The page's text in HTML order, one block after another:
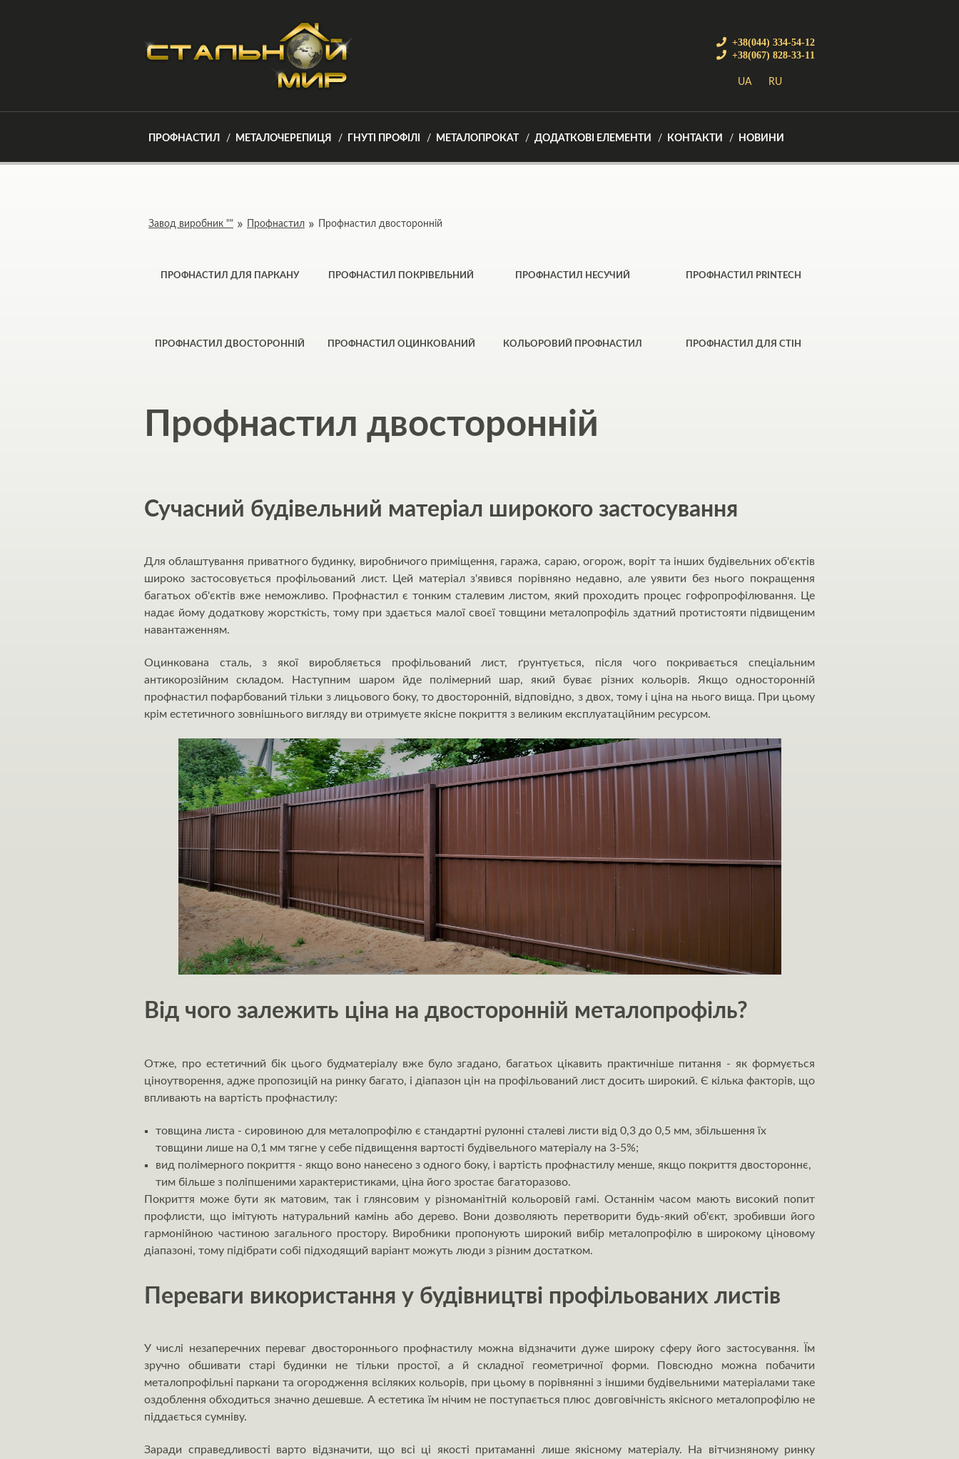
+38(044) 334-54-12
+38(067) 828-33-11
UA RU
ПРОФНАСТИЛ МЕТАЛОЧЕРЕПИЦЯ ГНУТІ ПРОФІЛІ МЕТАЛОПРОКАТ ДОДАТКОВІ ЕЛЕМЕНТИ КОНТАКТИ НОВИНИ
Завод виробник "" Профнастил Профнастил двосторонній
ПРОФНАСТИЛ ДЛЯ ПАРКАНУ ПРОФНАСТИЛ ПОКРІВЕЛЬНИЙ ПРОФНАСТИЛ НЕСУЧИЙ ПРОФНАСТИЛ PRINTECH
ПРОФНАСТИЛ ДВОСТОРОННІЙ ПРОФНАСТИЛ ОЦИНКОВАНИЙ КОЛЬОРОВИЙ ПРОФНАСТИЛ ПРОФНАСТИЛ ДЛЯ СТІН
Профнастил двосторонній
Сучасний будівельний матеріал широкого застосування
Для облаштування приватного будинку, виробничого приміщення, гаража, сараю, огорож, воріт та інших будівельних об'єктів
широко застосовується профільований лист. Цей матеріал з'явився порівняно недавно, але уявити без нього покращення
багатьох об'єктів вже неможливо. Профнастил є тонким сталевим листом, який проходить процес гофропрофілювання. Це
надає йому додаткову жорсткість, тому при здається малої своєї товщини металопрофіль здатний протистояти підвищеним
навантаженням.
Оцинкована сталь, з якої виробляється профільований лист, ґрунтується, після чого покривається спеціальним
антикорозійним складом. Наступним шаром йде полімерний шар, який буває різних кольорів. Якщо односторонній
профнастил пофарбований тільки з лицьового боку, то двосторонній, відповідно, з двох, тому і ціна на нього вища. При цьому
крім естетичного зовнішнього вигляду ви отримуєте якісне покриття з великим експлуатаційним ресурсом.
Від чого залежить ціна на двосторонній металопрофіль?
Отже, про естетичний бік цього будматеріалу вже було згадано, багатьох цікавить практичніше питання - як формується
ціноутворення, адже пропозицій на ринку багато, і діапазон цін на профільований лист досить широкий. Є кілька факторів, що
впливають на вартість профнастилу:
товщина листа - сировиною для металопрофілю є стандартні рулонні сталеві листи від 0,3 до 0,5 мм, збільшення їх
товщини лише на 0,1 мм тягне у себе підвищення вартості будівельного матеріалу на 3-5%;
вид полімерного покриття - якщо воно нанесено з одного боку, і вартість профнастилу менше, якщо покриття двостороннє,
тим більше з поліпшеними характеристиками, ціна його зростає багаторазово.
Покриття може бути як матовим, так і глянсовим у різноманітній кольоровій гамі. Останнім часом мають високий попит
профлисти, що імітують натуральний камінь або дерево. Вони дозволяють перетворити будь-який об'єкт, зробивши його
гармонійною частиною загального простору. Виробники пропонують широкий вибір металопрофілю в широкому ціновому
діапазоні, тому підібрати собі підходящий варіант можуть люди з різним достатком.
Переваги використання у будівництві профільованих листів
У числі незаперечних переваг двостороннього профнастилу можна відзначити дуже широку сферу його застосування. Їм
зручно обшивати старі будинки не тільки простої, а й складної геометричної форми. Повсюдно можна побачити
металопрофільні паркани та огородження всіляких кольорів, при цьому в порівнянні з іншими будівельними матеріалами таке
оздоблення обходиться значно дешевше. А естетика їм нічим не поступається плюс довговічність якісного металопрофілю не
піддається сумніву.
Заради справедливості варто відзначити, що всі ці якості притаманні лише якісному матеріалу. На вітчизняному ринку